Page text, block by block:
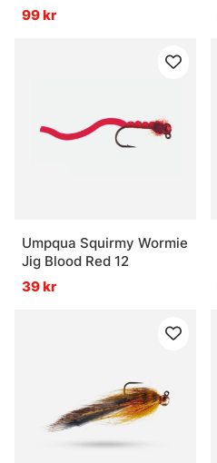
99 kr
Umpqua Squirmy Wormie
Jig Blood Red 12
39 kr